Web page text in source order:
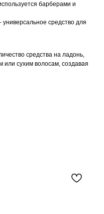
барберами и
универсальное средство для
средства на ладонь,
сухим волосам, создавая